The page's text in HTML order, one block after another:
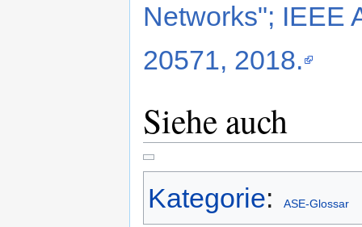
Networks"; IEEE
20571, 2018.
Siehe auch
Kategorie: ASE-Glossar